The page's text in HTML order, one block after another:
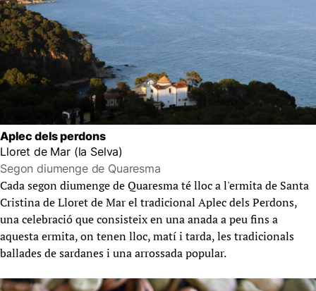
Aplec dels perdons
Lloret de Mar (la Selva)
Segon diumenge de Quaresma
Cada segon diumenge de Quaresma té lloc a l'ermita de Santa
Cristina de Lloret de Mar el tradicional Aplec dels Perdons,
una celebració que consisteix en una anada a peu fins a
aquesta ermita, on tenen lloc, matí i tarda, les tradicionals
ballades de sardanes i una arrossada popular.